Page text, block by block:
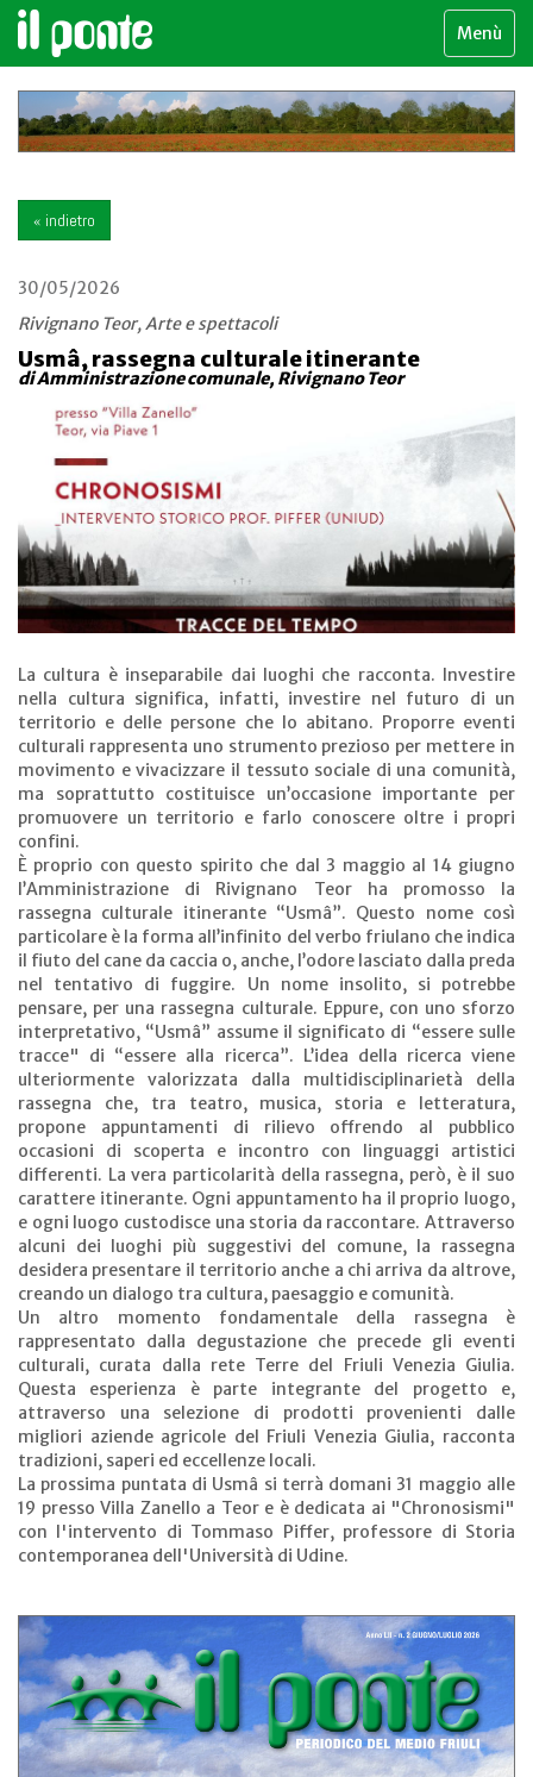
Menù
« indietro
30/05/2026
Rivignano Teor, Arte e spettacoli
Usmâ, rassegna culturale itinerante
di Amministrazione comunale, Rivignano Teor
La cultura è inseparabile dai luoghi che racconta. Investire
nella cultura significa, infatti, investire nel futuro di un
territorio e delle persone che lo abitano. Proporre eventi
culturali rappresenta uno strumento prezioso per mettere in
movimento e vivacizzare il tessuto sociale di una comunità,
ma soprattutto costituisce un’occasione importante per
promuovere un territorio e farlo conoscere oltre i propri
confini.
È proprio con questo spirito che dal 3 maggio al 14 giugno
l’Amministrazione di Rivignano Teor ha promosso la
rassegna culturale itinerante “Usmâ”. Questo nome così
particolare è la forma all’infinito del verbo friulano che indica
il fiuto del cane da caccia o, anche, l’odore lasciato dalla preda
nel tentativo di fuggire. Un nome insolito, si potrebbe
pensare, per una rassegna culturale. Eppure, con uno sforzo
interpretativo, “Usmâ” assume il significato di “essere sulle
tracce" di “essere alla ricerca”. L’idea della ricerca viene
ulteriormente valorizzata dalla multidisciplinarietà della
rassegna che, tra teatro, musica, storia e letteratura,
propone appuntamenti di rilievo offrendo al pubblico
occasioni di scoperta e incontro con linguaggi artistici
differenti. La vera particolarità della rassegna, però, è il suo
carattere itinerante. Ogni appuntamento ha il proprio luogo,
e ogni luogo custodisce una storia da raccontare. Attraverso
alcuni dei luoghi più suggestivi del comune, la rassegna
desidera presentare il territorio anche a chi arriva da altrove,
creando un dialogo tra cultura, paesaggio e comunità.
Un altro momento fondamentale della rassegna è
rappresentato dalla degustazione che precede gli eventi
culturali, curata dalla rete Terre del Friuli Venezia Giulia.
Questa esperienza è parte integrante del progetto e,
attraverso una selezione di prodotti provenienti dalle
migliori aziende agricole del Friuli Venezia Giulia, racconta
tradizioni, saperi ed eccellenze locali.
La prossima puntata di Usmâ si terrà domani 31 maggio alle
19 presso Villa Zanello a Teor e è dedicata ai "Chronosismi"
con l'intervento di Tommaso Piffer, professore di Storia
contemporanea dell'Università di Udine.